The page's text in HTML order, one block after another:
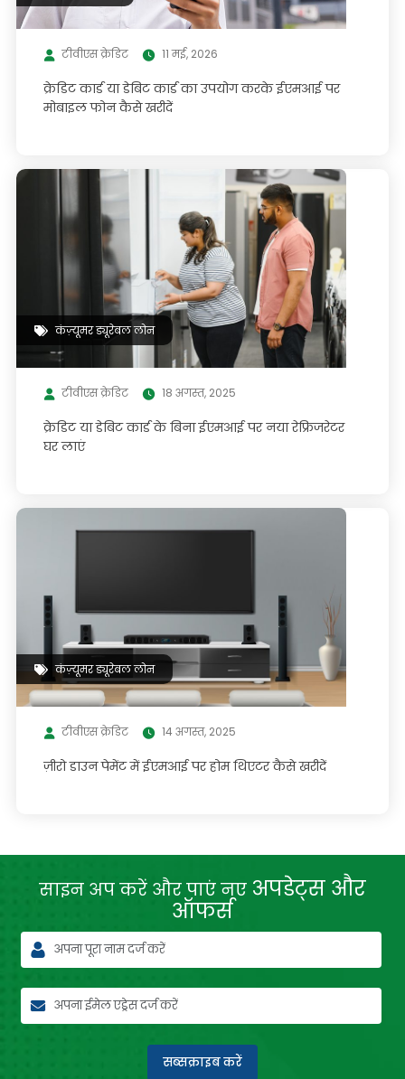
टीवीएस क्रेडिट 11 मई, 2026
क्रेडिट कार्ड या डेबिट कार्ड का उपयोग करके ईएमआई पर
मोबाइल फोन कैसे खरीदें
कंज़्यूमर ड्यूरेबल लोन
टीवीएस क्रेडिट 18 अगस्त, 2025
क्रेडिट या डेबिट कार्ड के बिना ईएमआई पर नया रेफ्रिजरेटर
घर लाएं
कंज़्यूमर ड्यूरेबल लोन
टीवीएस क्रेडिट 14 अगस्त, 2025
ज़ीरो डाउन पेमेंट में ईएमआई पर होम थिएटर कैसे खरीदें
साइन अप करें और पाएं नए अपडेट्स और
ऑफर्स
सब्सक्राइब करें